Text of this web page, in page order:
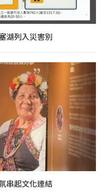
湖列入災害別
串起文化連結